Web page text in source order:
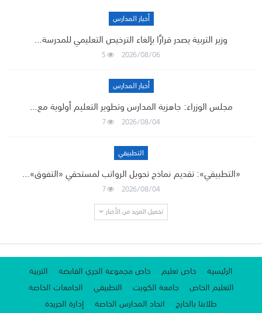
أخبار المدارس
وزير التربية يصدر قرارًا بإلغاء الترخيص التعليمي للمدرسة…
2026/08/06
5
أخبار المدارس
مجلس الوزراء: جاهزية المدارس وتطوير التعليم أولوية مع…
2026/08/04
7
التطبيقي
«التطبيقي»: تقديم نماذج تحويل الرواتب لمستحقي «التفوق»…
2026/08/04
7
تحميل المزيد من الأخبار
الرئيسية خاص تعليم خاص مجموعة الجري القابضة
التربية
التعليم الخاص
جامعة الكويت التطبيقي
الجامعات الخاصة
طلابنا بالخارج
اتحاد المدارس الخاصة إدارة الجريدة